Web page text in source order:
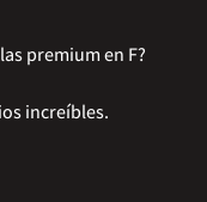
premium en F?
increíbles.